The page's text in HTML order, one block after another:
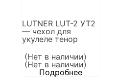
LUTNER LUT-2 УТ2
— чехол для
укулеле тенор
(Нет в наличии)
(Нет в наличии)
Подробнее